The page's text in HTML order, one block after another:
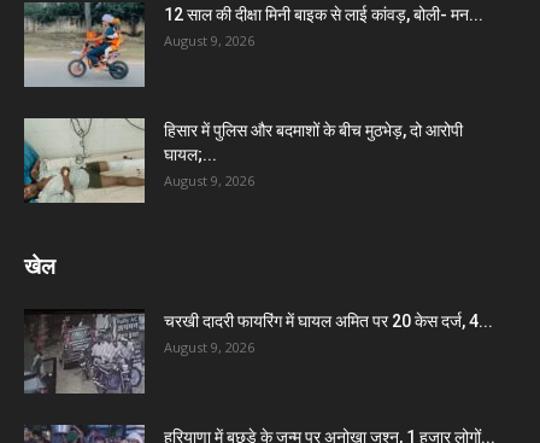
12 साल की दीक्षा मिनी बाइक से लाई कांवड़, बोली- मन...
August 9, 2026
हिसार में पुलिस और बदमाशों के बीच मुठभेड़, दो आरोपी
घायल;...
August 9, 2026
खेल
चरखी दादरी फायरिंग में घायल अमित पर 20 केस दर्ज, 4...
August 9, 2026
हरियाणा में बछड़े के जन्म पर अनोखा जश्न, 1 हजार लोगों...